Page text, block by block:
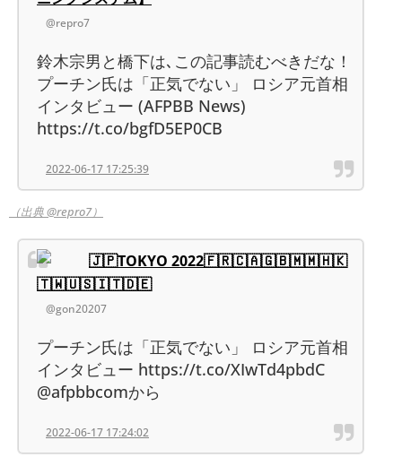
@repro7
鈴木宗男と橋下は､この記事読むべきだな！
プーチン氏は「正気でない」 ロシア元首相
インタビュー (AFPBB News)
https://t.co/bgfD5EP0CB
2022-06-17 17:25:39
（出典 @repro7）
🇯🇵TOKYO 2022🇫🇷🇨🇦🇬🇧🇲🇲🇭🇰
🇹🇼🇺🇸🇮🇹🇩🇪
@gon20207
プーチン氏は「正気でない」 ロシア元首相
インタビュー https://t.co/XIwTd4pbdC
@afpbbcomから
2022-06-17 17:24:02